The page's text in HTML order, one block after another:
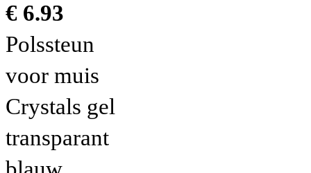
€ 6.93
Polssteun
voor muis
Crystals gel
transparant